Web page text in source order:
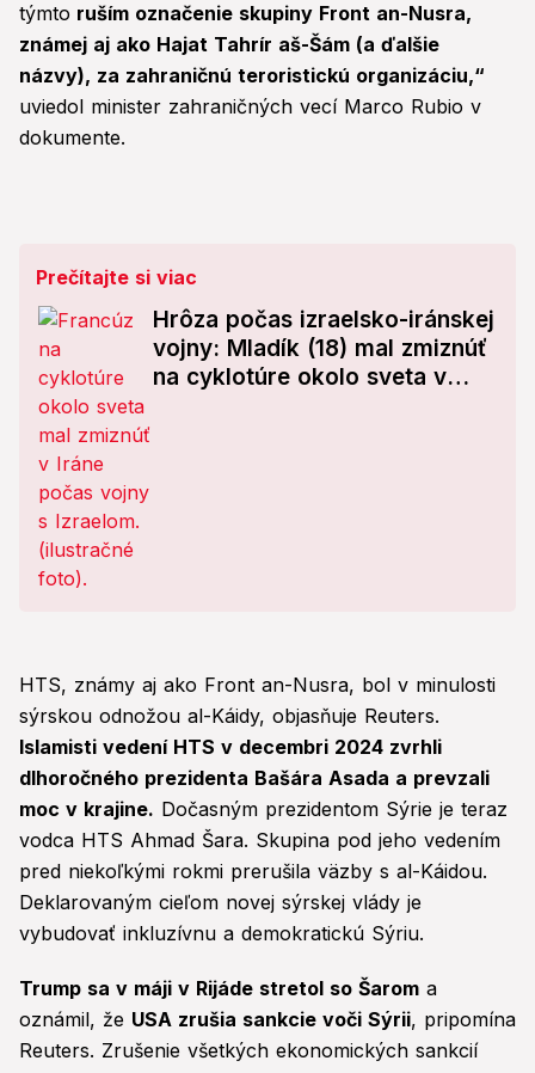
týmto ruším označenie skupiny Front an-Nusra,
známej aj ako Hajat Tahrír aš-Šám (a ďalšie
názvy), za zahraničnú teroristickú organizáciu,“
uviedol minister zahraničných vecí Marco Rubio v
dokumente.
Prečítajte si viac
Hrôza počas izraelsko-iránskej
vojny: Mladík (18) mal zmiznúť
na cyklotúre okolo sveta v
HTS, známy aj ako Front an-Nusra, bol v minulosti
sýrskou odnožou al-Káidy, objasňuje Reuters.
Islamisti vedení HTS v decembri 2024 zvrhli
dlhoročného prezidenta Bašára Asada a prevzali
moc v krajine. Dočasným prezidentom Sýrie je teraz
vodca HTS Ahmad Šara. Skupina pod jeho vedením
pred niekoľkými rokmi prerušila väzby s al-Káidou.
Deklarovaným cieľom novej sýrskej vlády je
vybudovať inkluzívnu a demokratickú Sýriu.
Trump sa v máji v Rijáde stretol so Šarom a
oznámil, že USA zrušia sankcie voči Sýrii, pripomína
Reuters. Zrušenie všetkých ekonomických sankcií